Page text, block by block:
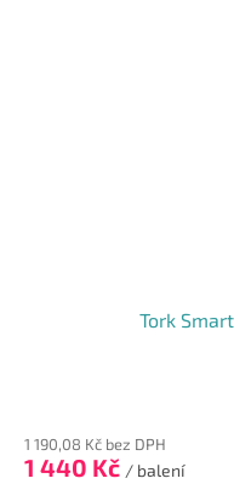
Tork
1 190,08 Kč bez DPH
1 440 Kč / balení